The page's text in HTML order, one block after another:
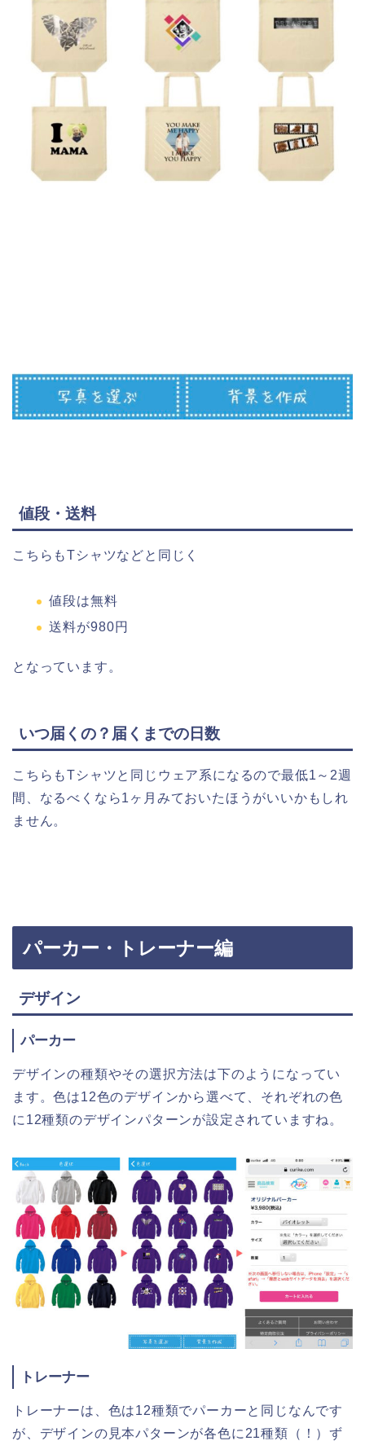
値段・送料
こちらもTシャツなどと同じく
値段は無料
送料が980円
となっています。
いつ届くの？届くまでの日数
こちらもTシャツと同じウェア系になるので最低1～2週
間、なるべくなら1ヶ月みておいたほうがいいかもしれ
ません。
パーカー・トレーナー編
デザイン
パーカー
デザインの種類やその選択方法は下のようになってい
ます。色は12色のデザインから選べて、それぞれの色
に12種類のデザインパターンが設定されていますね。
トレーナー
トレーナーは、色は12種類でパーカーと同じなんです
が、デザインの見本パターンが各色に21種類（！）ず